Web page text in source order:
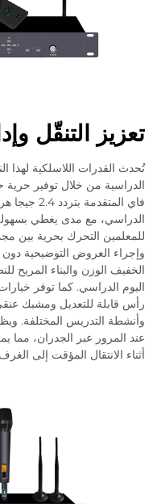
تعزيز التنقّل
تُحدث القدرات اللاسلكية لهذا
الدراسية من خلال توفير
فاي
الدراسي، مع مدى يغطي بسهولة
للمعلمين التحرك بحرية بين
وإجراء العروض التوضيحية دون
الخفيف الوزن والبناء المريح
اليوم الدراسي. كما توفر
رأس قابلة للتعديل ومشبك
وأنشطة التدريس المختلفة.
عند المرور عبر الجدران، مما
أثناء الانتقال المؤقت إلى